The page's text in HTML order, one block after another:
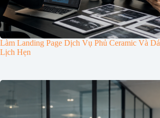
Làm Landing Page Dịch Vụ Phủ Ceramic Và
Lịch Hẹn